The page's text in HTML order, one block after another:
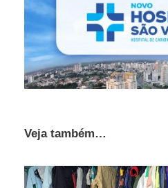
Veja também…